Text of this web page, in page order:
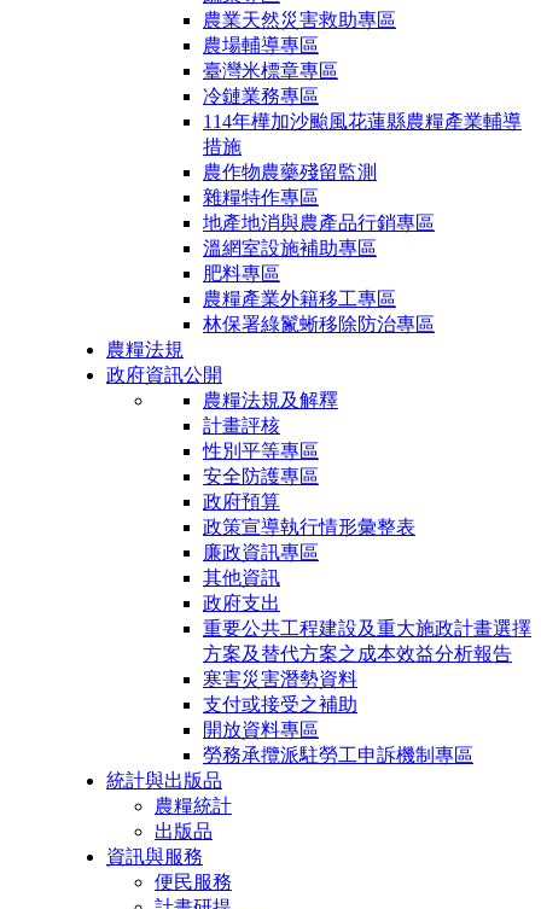
農業天然災害救助專區
農場輔導專區
臺灣米標章專區
冷鏈業務專區
114年樺加沙颱風花蓮縣農糧產業輔導
措施
農作物農藥殘留監測
雜糧特作專區
地產地消與農產品行銷專區
溫網室設施補助專區
肥料專區
農糧產業外籍移工專區
林保署綠鬣蜥移除防治專區
農糧法規
政府資訊公開
農糧法規及解釋
計畫評核
性別平等專區
安全防護專區
政府預算
政策宣導執行情形彙整表
廉政資訊專區
其他資訊
政府支出
重要公共工程建設及重大施政計畫選擇
方案及替代方案之成本效益分析報告
寒害災害潛勢資料
支付或接受之補助
開放資料專區
勞務承攬派駐勞工申訴機制專區
統計與出版品
農糧統計
出版品
資訊與服務
便民服務